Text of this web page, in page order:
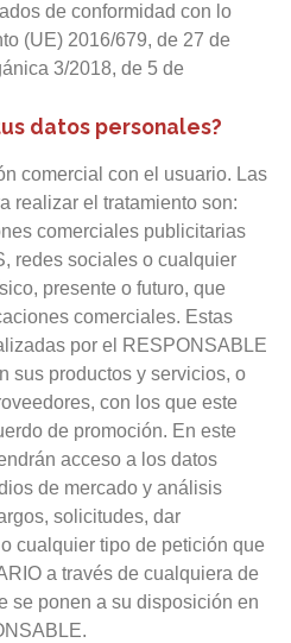
de conformidad con lo
(UE) 2016/679, de 27 de
3/2018, de 5 de
datos personales?
comercial con el usuario. Las
realizar el tratamiento son:
comerciales publicitarias
redes sociales o cualquier
presente o futuro, que
comerciales. Estas
por el RESPONSABLE
sus productos y servicios, o
con los que este
de promoción. En este
acceso a los datos
de mercado y análisis
solicitudes, dar
cualquier tipo de petición que
a través de cualquiera de
se ponen a su disposición en